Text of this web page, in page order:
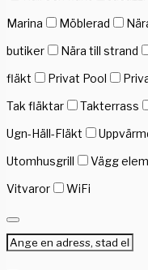
Marina
Möblerad
butiker
Nära till strand
fläkt
Privat Pool
Tak fläktar
Takterrass
Ugn-Häll-Fläkt
Utomhusgrill
Vägg
Vitvaror
WiFi